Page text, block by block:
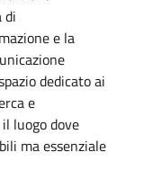
di
e la
dedicato ai
e
luogo dove
ma essenziale